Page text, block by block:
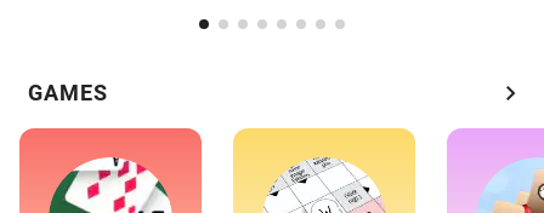
GAMES chevron_right